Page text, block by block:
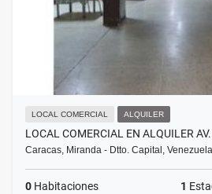
LOCAL COMERCIAL ALQUILER
LOCAL COMERCIAL EN ALQUILER
Caracas, Miranda - Dtto. Capital, Venezuela
0 Habitaciones 1